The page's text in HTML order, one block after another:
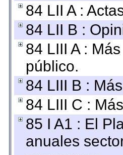
84 LII A :
84 LII B :
84 LIII A :
público.
84 LIII B :
84 LIII C :
85 I A1 : El
anuales